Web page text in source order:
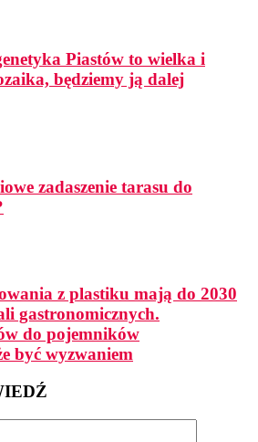
Piastów to wielka i
będziemy ją dalej
zadaszenie tarasu do
z plastiku mają do 2030
gastronomicznych.
do pojemników
być wyzwaniem